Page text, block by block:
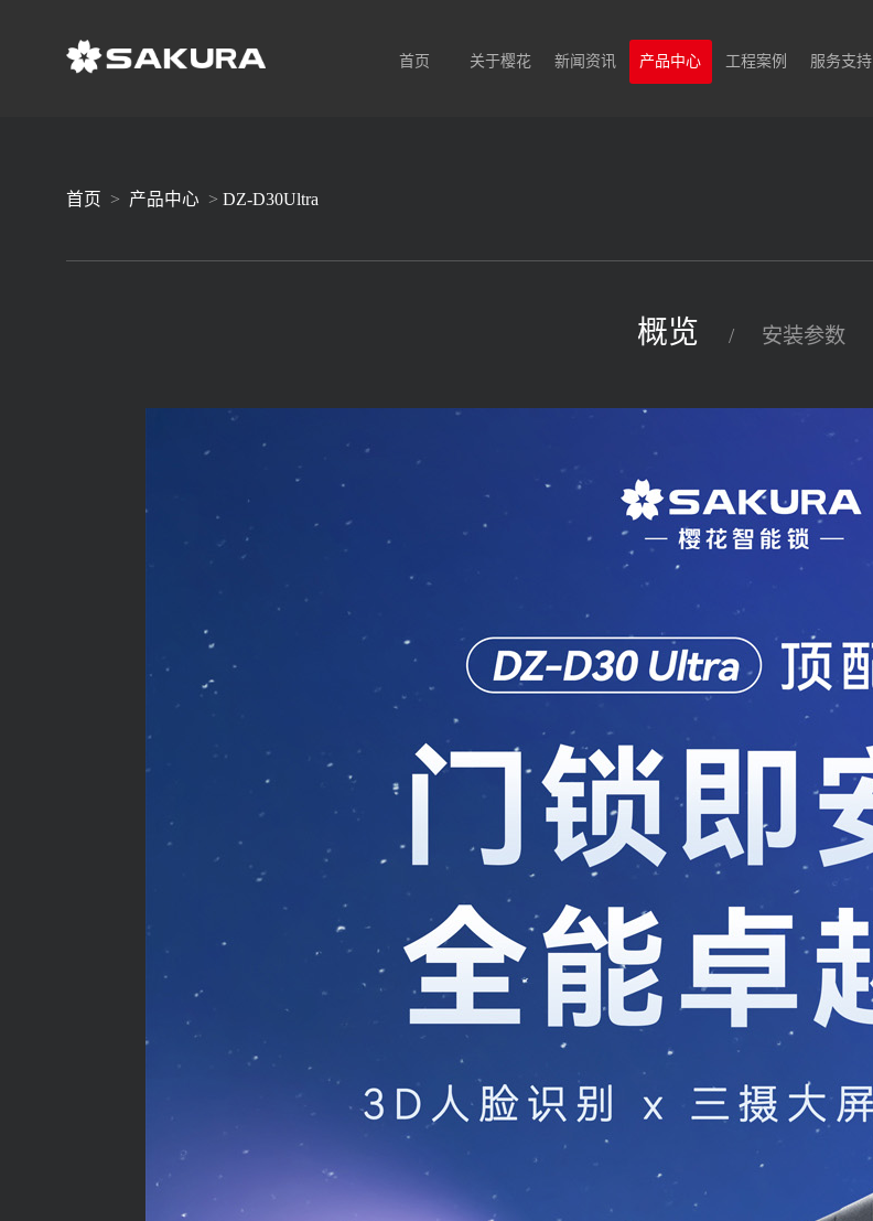
首页 关于樱花 新闻资讯 产品中心 工程案例 服务支持
首页 > 产品中心 >DZ-D30Ultra
概览 / 安装参数